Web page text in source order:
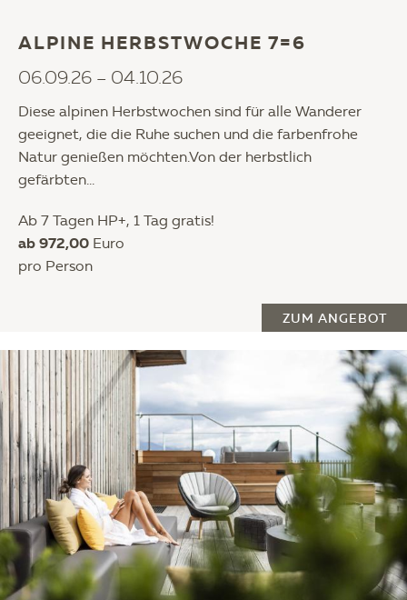
ALPINE HERBSTWOCHE 7=6
06.09.26 – 04.10.26
Diese alpinen Herbstwochen sind für alle Wanderer
geeignet, die die Ruhe suchen und die farbenfrohe
Natur genießen möchten.Von der herbstlich
gefärbten...
Ab 7 Tagen HP+, 1 Tag gratis!
ab 972,00 Euro
pro Person
ZUM ANGEBOT